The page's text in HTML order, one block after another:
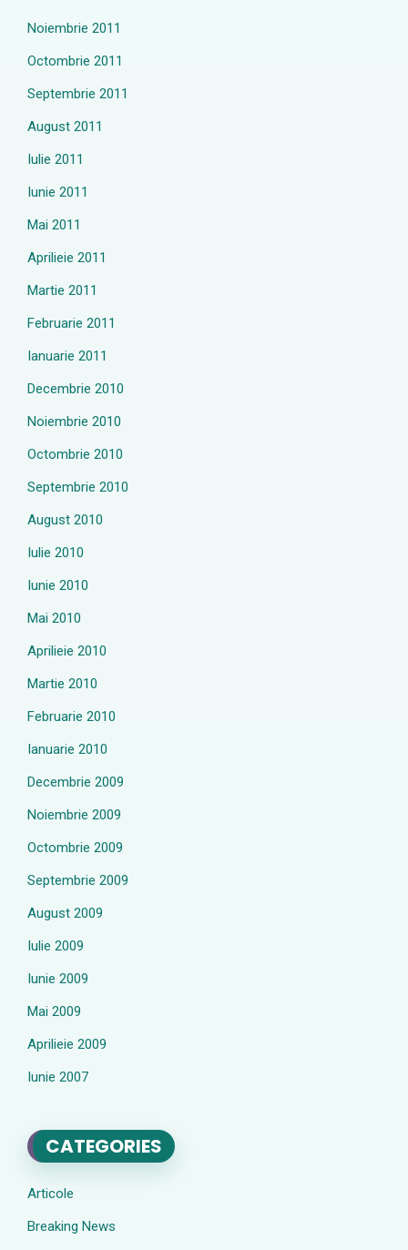
Noiembrie 2011
Octombrie 2011
Septembrie 2011
August 2011
Iulie 2011
Iunie 2011
Mai 2011
Aprilieie 2011
Martie 2011
Februarie 2011
Ianuarie 2011
Decembrie 2010
Noiembrie 2010
Octombrie 2010
Septembrie 2010
August 2010
Iulie 2010
Iunie 2010
Mai 2010
Aprilieie 2010
Martie 2010
Februarie 2010
Ianuarie 2010
Decembrie 2009
Noiembrie 2009
Octombrie 2009
Septembrie 2009
August 2009
Iulie 2009
Iunie 2009
Mai 2009
Aprilieie 2009
Iunie 2007
CATEGORIES
Articole
Breaking News